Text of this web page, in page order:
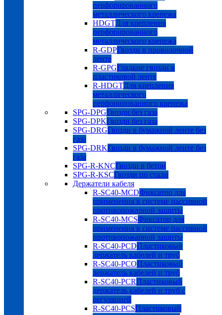
перфорированного
металлического крепежа
HDGTДля крепления
перфорированного
металлического крепежа
R-GDPГвозди в проволочной
ленте
R-GPGГладкие гвозди в
пластиковой ленте
R-HDGTДля крепления
металлического
перфорированного крепежа
SPG-DPGГвозди без газа
SPG-DPKГвозди без газа
SPG-DRGГвозди в бумажной ленте без
газа
SPG-DRKГвозди в бумажной ленте без
газа
SPG-R-KNCГвозди в бетон
SPG-R-KSCГвозди по стали
Держатели кабеля
R-SC40-MCDФиксатор для
применения в системе пассивной
противопожарной защиты
R-SC40-MCSФиксатор для
применения в системе пассивной
противопожарной защиты
R-SC40-PCDПластиковый
держатель кабелей и труб
R-SC40-PCOПластиковый
держатель кабелей и труб
R-SC40-PCRПластиковый
держатель кабелей и труб с
регуляцией
R-SC40-PCSПластиковый